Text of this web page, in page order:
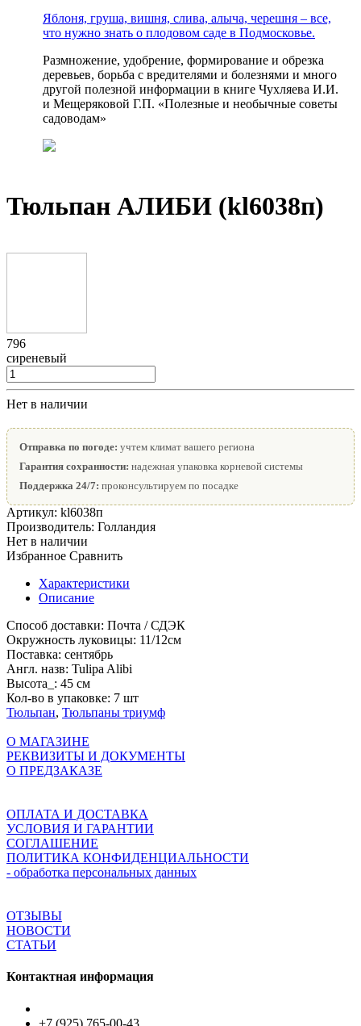
Яблоня, груша, вишня, слива, алыча, черешня – все,
что нужно знать о плодовом саде в Подмосковье.
Размножение, удобрение, формирование и обрезка
деревьев, борьба с вредителями и болезнями и много
другой полезной информации в книге Чухляева И.И.
и Мещеряковой Г.П. «Полезные и необычные советы
садоводам»
Тюльпан АЛИБИ (kl6038п)
796
сиреневый
Нет в наличии
Отправка по погоде: учтем климат вашего региона
Гарантия сохранности: надежная упаковка корневой системы
Поддержка 24/7: проконсультируем по посадке
Артикул: kl6038п
Производитель: Голландия
Нет в наличии
Избранное Сравнить
Характеристики
Описание
Способ доставки: Почта / СДЭК
Окружность луковицы: 11/12см
Поставка: сентябрь
Англ. назв: Tulipa Alibi
Высота_: 45 см
Кол-во в упаковке: 7 шт
Тюльпан, Тюльпаны триумф
О МАГАЗИНЕ
РЕКВИЗИТЫ И ДОКУМЕНТЫ
О ПРЕДЗАКАЗЕ
ОПЛАТА И ДОСТАВКА
УСЛОВИЯ И ГАРАНТИИ
СОГЛАШЕНИЕ
ПОЛИТИКА КОНФИДЕНЦИАЛЬНОСТИ
- обработка персональных данных
ОТЗЫВЫ
НОВОСТИ
СТАТЬИ
Контактная информация
+7 (925) 765-00-43